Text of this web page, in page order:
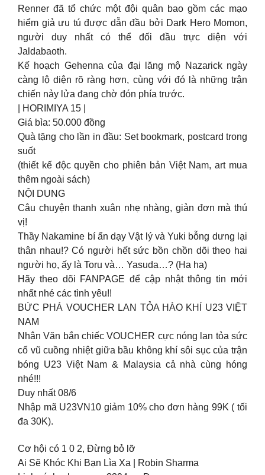
Renner đã tổ chức một đội quân bao gồm các mạo
hiểm giả ưu tú được dẫn đầu bởi Dark Hero Momon,
người duy nhất có thể đối đầu trực diện với
Jaldabaoth.
Kế hoạch Gehenna của đại lăng mộ Nazarick ngày
càng lộ diện rõ ràng hơn, cùng với đó là những trận
chiến nảy lửa đang chờ đón phía trước.
| HORIMIYA 15 |
Giá bìa: 50.000 đồng
Quà tặng cho lần in đầu: Set bookmark, postcard trong
suốt
(thiết kế độc quyền cho phiên bản Việt Nam, art mua
thêm ngoài sách)
NỘI DUNG
Câu chuyện thanh xuân nhẹ nhàng, giản đơn mà thú
vị!
Thầy Nakamine bí ẩn dạy Vật lý và Yuki bỗng dưng lại
thân nhau!? Có người hết sức bồn chồn dõi theo hai
người họ, ấy là Toru và… Yasuda…? (Ha ha)
Hãy theo dõi FANPAGE để cập nhật thông tin mới
nhất nhé các tình yêu!!
BỨC PHÁ VOUCHER LAN TỎA HÀO KHÍ U23 VIỆT
NAM
Nhân Văn bắn chiếc VOUCHER cực nóng lan tỏa sức
cổ vũ cuồng nhiệt giữa bầu không khí sôi sục của trận
bóng U23 Việt Nam & Malaysia cả nhà cùng hóng
nhé!!!
Duy nhất 08/6
Nhập mã U23VN10 giảm 10% cho đơn hàng 99K ( tối
đa 30K).
Cơ hội có 1 0 2, Đừng bỏ lỡ
Ai Sẽ Khóc Khi Bạn Lìa Xa | Robin Sharma